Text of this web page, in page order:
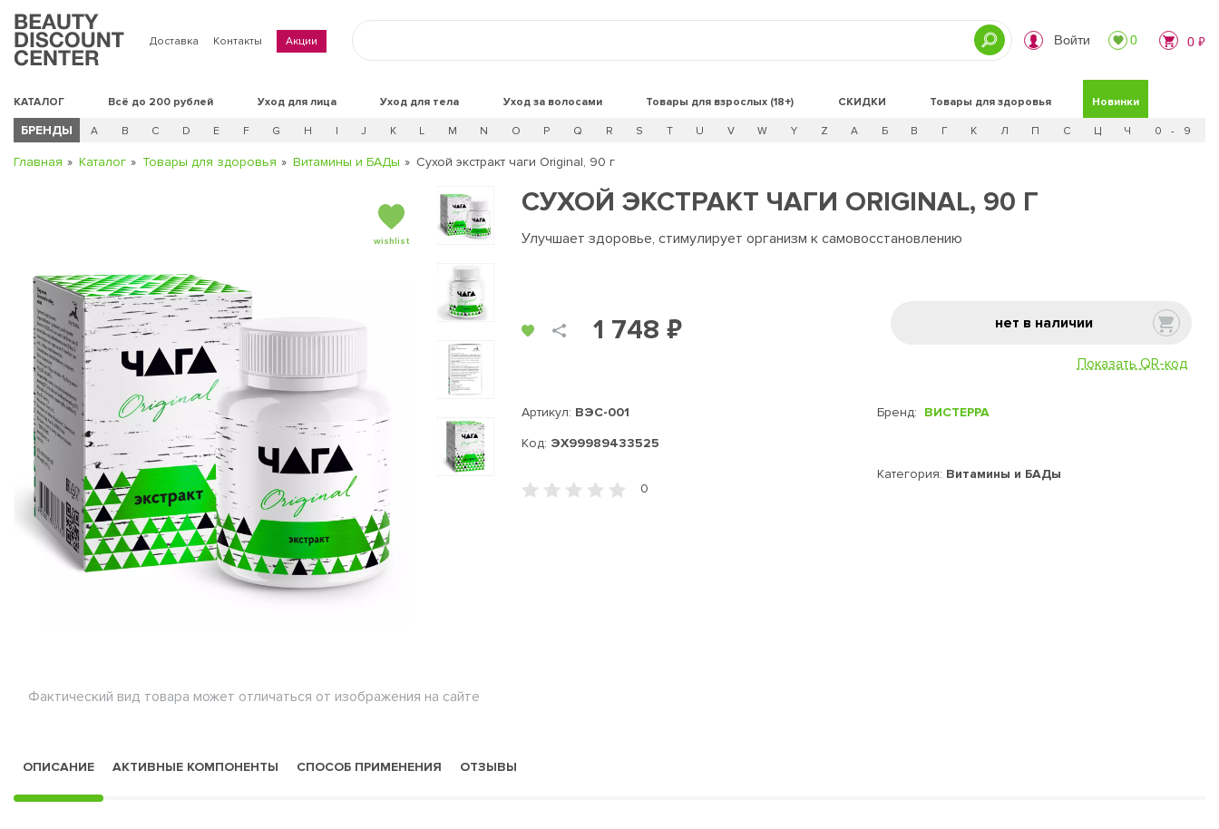
Доставка Контакты Акции Войти 0 0 ₽
КАТАЛОГ Всё до 200 рублей Уход для лица Уход для тела Уход за волосами Товары для взрослых (18+) СКИДКИ Новинки
Товары для здоровья
БРЕНДЫ A B C D E F G H I J K L M N O P Q R S T U V W Y Z А Б В Г К Л П С Ц Ч 0 - 9
Главная Каталог Товары для здоровья Витамины и БАДы Сухой экстракт чаги Original, 90 г
wishlist
Фактический вид товара может отличаться от изображения на сайте
СУХОЙ ЭКСТРАКТ ЧАГИ ORIGINAL, 90 Г
Улучшает здоровье, стимулирует организм к самовосстановлению
1 748 ₽ нет в наличии
Показать QR-код
Артикул: ВЭС-001
Код: ЭХ99989433525
Бренд: ВИСТЕРРА
Категория: Витамины и БАДы
0
ОПИСАНИЕ АКТИВНЫЕ КОМПОНЕНТЫ СПОСОБ ПРИМЕНЕНИЯ ОТЗЫВЫ